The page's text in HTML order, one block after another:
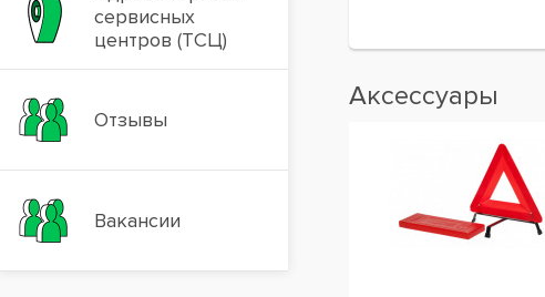
сервисных
центров (ТСЦ)
Отзывы
Вакансии
Аксессуары